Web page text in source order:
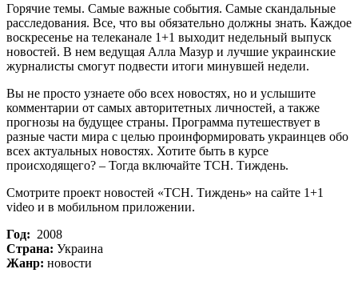
Горячие темы. Самые важные события. Самые скандальные
расследования. Все, что вы обязательно должны знать. Каждое
воскресенье на телеканале 1+1 выходит недельный выпуск
новостей. В нем ведущая Алла Мазур и лучшие украинские
журналисты смогут подвести итоги минувшей недели.
Вы не просто узнаете обо всех новостях, но и услышите
комментарии от самых авторитетных личностей, а также
прогнозы на будущее страны. Программа путешествует в
разные части мира с целью проинформировать украинцев обо
всех актуальных новостях. Хотите быть в курсе
происходящего? – Тогда включайте ТСН. Тиждень.
Смотрите проект новостей «ТСН. Тиждень» на сайте 1+1
video и в мобильном приложении.
Год: 2008
Страна: Украина
Жанр: новости